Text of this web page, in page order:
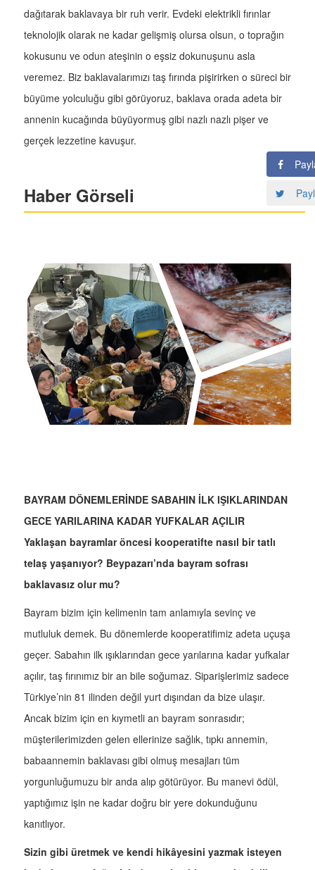
dağıtarak baklavaya bir ruh verir. Evdeki elektrikli fırınlar
teknolojik olarak ne kadar gelişmiş olursa olsun, o toprağın
kokusunu ve odun ateşinin o eşsiz dokunuşunu asla
veremez. Biz baklavalarımızı taş fırında pişirirken o süreci bir
büyüme yolculuğu gibi görüyoruz, baklava orada adeta bir
annenin kucağında büyüyormuş gibi nazlı nazlı pişer ve
gerçek lezzetine kavuşur.
Haber Görseli
BAYRAM DÖNEMLERİNDE SABAHIN İLK IŞIKLARINDAN
GECE YARILARINA KADAR YUFKALAR AÇILIR
Yaklaşan bayramlar öncesi kooperatifte nasıl bir tatlı
telaş yaşanıyor? Beypazarı’nda bayram sofrası
baklavasız olur mu?
Bayram bizim için kelimenin tam anlamıyla sevinç ve
mutluluk demek. Bu dönemlerde kooperatifimiz adeta uçuşa
geçer. Sabahın ilk ışıklarından gece yarılarına kadar yufkalar
açılır, taş fırınımız bir an bile soğumaz. Siparişlerimiz sadece
Türkiye’nin 81 ilinden değil yurt dışından da bize ulaşır.
Ancak bizim için en kıymetli an bayram sonrasıdır;
müşterilerimizden gelen ellerinize sağlık, tıpkı annemin,
babaannemin baklavası gibi olmuş mesajları tüm
yorgunluğumuzu bir anda alıp götürüyor. Bu manevi ödül,
yaptığımız işin ne kadar doğru bir yere dokunduğunu
kanıtlıyor.
Sizin gibi üretmek ve kendi hikâyesini yazmak isteyen